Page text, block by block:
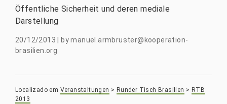
Öffentliche Sicherheit und deren mediale
Darstellung
20/12/2013 bymanuel.armbruster@kooperation-
brasilien.org
Localizado em Veranstaltungen > Runder Tisch Brasilien > RTB
2013